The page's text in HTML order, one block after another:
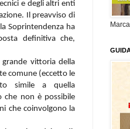
e degli altri enti
Il preavviso di
Soprintendenza ha
definitiva che,
vittoria della
comune (eccetto le
simile a quella
che non è possibile
che coinvolgono la
Marca